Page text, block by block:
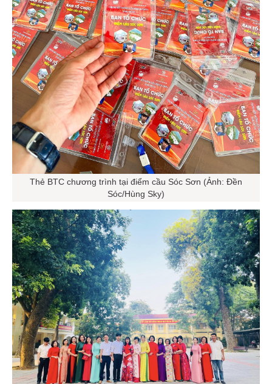
Thẻ BTC chương trình tại điểm cầu Sóc Sơn (Ảnh: Đền
Sóc/Hùng Sky)